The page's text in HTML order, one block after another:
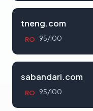
tneng.com
RO 95/100
sabandari.com
RO 95/100